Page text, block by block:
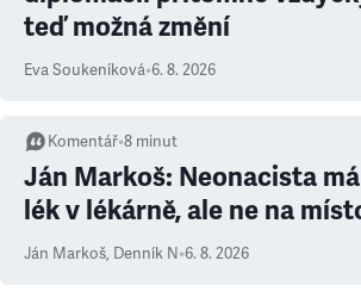
teď možná změní
Eva Soukeníková•6. 8. 2026
Komentář•8 minut
Ján Markoš: Neonacista
lék v lékárně, ale ne na
Ján Markoš, Denník N•6. 8. 2026